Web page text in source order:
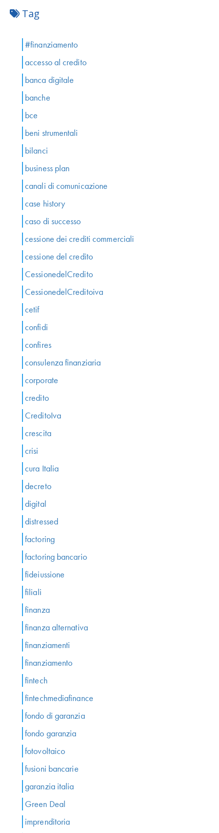
Tag
#finanziamento
accesso al credito
banca digitale
banche
bce
beni strumentali
bilanci
business plan
canali di comunicazione
case history
caso di successo
cessione dei crediti commerciali
cessione del credito
CessionedelCredito
CessionedelCreditoiva
cetif
confidi
confires
consulenza finanziaria
corporate
credito
CreditoIva
crescita
crisi
cura Italia
decreto
digital
distressed
factoring
factoring bancario
fideiussione
filiali
finanza
finanza alternativa
finanziamenti
finanziamento
fintech
fintechmediafinance
fondo di garanzia
fondo garanzia
fotovoltaico
fusioni bancarie
garanzia italia
Green Deal
imprenditoria